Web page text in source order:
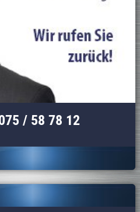
/ 58 78 12